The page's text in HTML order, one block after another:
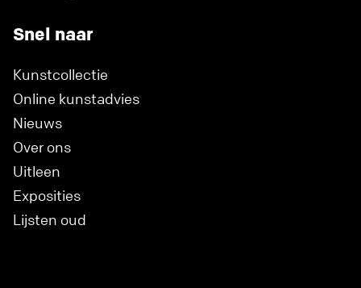
Snel naar
Kunstcollectie
Online kunstadvies
Nieuws
Over ons
Uitleen
Exposities
Lijsten oud